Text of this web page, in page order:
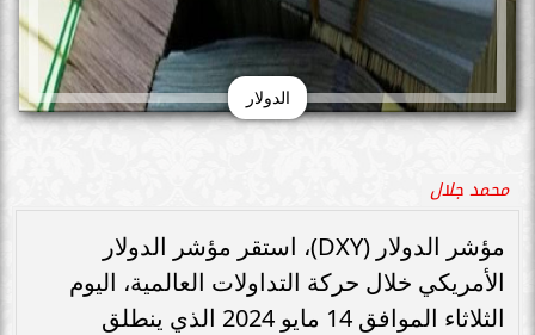
الدولار
محمد جلال
مؤشر الدولار (DXY)، استقر مؤشر الدولار
الأمريكي خلال حركة التداولات العالمية، اليوم
الثلاثاء الموافق 14 مايو 2024 الذي ينطلق